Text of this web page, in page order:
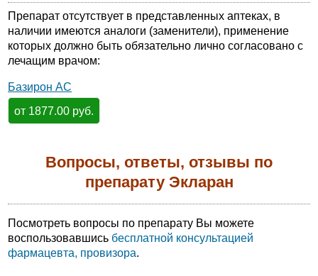
Препарат отсутствует в представленных аптеках, в
наличии имеются аналоги (заменители), применение
которых должно быть обязательно лично согласовано с
лечащим врачом:
Базирон АС
от 1877.00 руб.
Вопросы, ответы, отзывы по
препарату Экларан
Посмотреть вопросы по препарату Вы можете
воспользовавшись бесплатной консультацией
фармацевта, провизора.